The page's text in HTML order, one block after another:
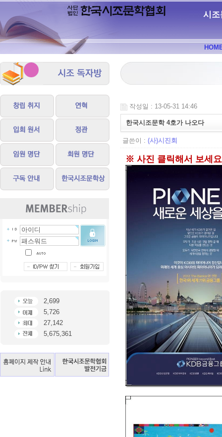
시조
2,699
5,726
27,142
5,675,361
작성일 : 13-05-31 14:46
한국시조문학 4호가 나오다
글쓴이 : (사)시진회
※ 사진 클릭해서 보세